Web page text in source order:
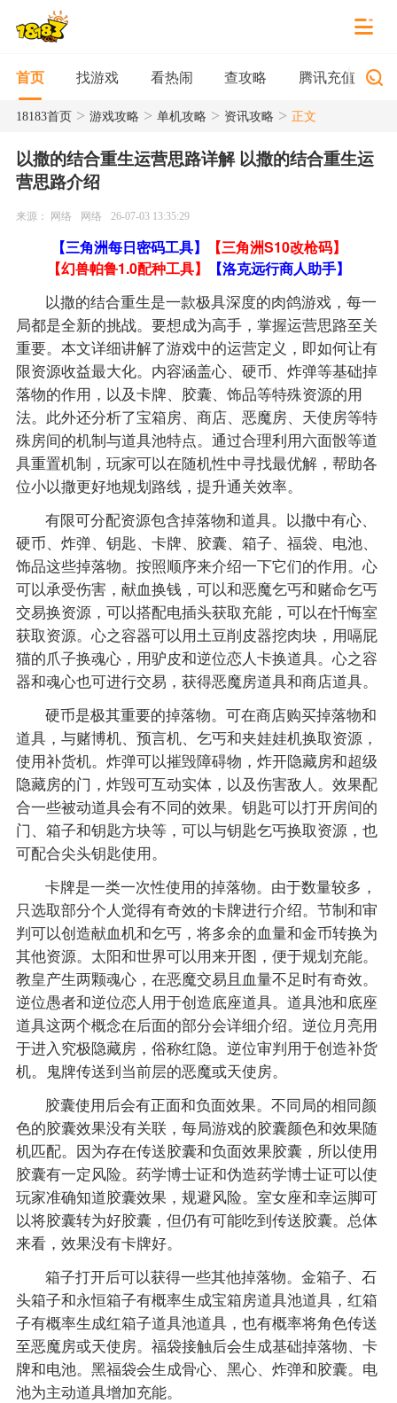
首页 找游戏 看热闹 查攻略 腾讯充值
18183首页> 游戏攻略 > 单机攻略 > 资讯攻略 > 正文
以撒的结合重生运营思路详解 以撒的结合重生运
营思路介绍
来源： 网络 网络 26-07-03 13:35:29
【三角洲每日密码工具】
【三角洲S10改枪码】
【幻兽帕鲁1.0配种工具】
【洛克远行商人助手】
以撒的结合重生是一款极具深度的肉鸽游戏，每一
局都是全新的挑战。要想成为高手，掌握运营思路至关
重要。本文详细讲解了游戏中的运营定义，即如何让有
限资源收益最大化。内容涵盖心、硬币、炸弹等基础掉
落物的作用，以及卡牌、胶囊、饰品等特殊资源的用
法。此外还分析了宝箱房、商店、恶魔房、天使房等特
殊房间的机制与道具池特点。通过合理利用六面骰等道
具重置机制，玩家可以在随机性中寻找最优解，帮助各
位小以撒更好地规划路线，提升通关效率。
有限可分配资源包含掉落物和道具。以撒中有心、
硬币、炸弹、钥匙、卡牌、胶囊、箱子、福袋、电池、
饰品这些掉落物。按照顺序来介绍一下它们的作用。心
可以承受伤害，献血换钱，可以和恶魔乞丐和赌命乞丐
交易换资源，可以搭配电插头获取充能，可以在忏悔室
获取资源。心之容器可以用土豆削皮器挖肉块，用嗝屁
猫的爪子换魂心，用驴皮和逆位恋人卡换道具。心之容
器和魂心也可进行交易，获得恶魔房道具和商店道具。
硬币是极其重要的掉落物。可在商店购买掉落物和
道具，与赌博机、预言机、乞丐和夹娃娃机换取资源，
使用补货机。炸弹可以摧毁障碍物，炸开隐藏房和超级
隐藏房的门，炸毁可互动实体，以及伤害敌人。效果配
合一些被动道具会有不同的效果。钥匙可以打开房间的
门、箱子和钥匙方块等，可以与钥匙乞丐换取资源，也
可配合尖头钥匙使用。
卡牌是一类一次性使用的掉落物。由于数量较多，
只选取部分个人觉得有奇效的卡牌进行介绍。节制和审
判可以创造献血机和乞丐，将多余的血量和金币转换为
其他资源。太阳和世界可以用来开图，便于规划充能。
教皇产生两颗魂心，在恶魔交易且血量不足时有奇效。
逆位愚者和逆位恋人用于创造底座道具。道具池和底座
道具这两个概念在后面的部分会详细介绍。逆位月亮用
于进入究极隐藏房，俗称红隐。逆位审判用于创造补货
机。鬼牌传送到当前层的恶魔或天使房。
胶囊使用后会有正面和负面效果。不同局的相同颜
色的胶囊效果没有关联，每局游戏的胶囊颜色和效果随
机匹配。因为存在传送胶囊和负面效果胶囊，所以使用
胶囊有一定风险。药学博士证和伪造药学博士证可以使
玩家准确知道胶囊效果，规避风险。室女座和幸运脚可
以将胶囊转为好胶囊，但仍有可能吃到传送胶囊。总体
来看，效果没有卡牌好。
箱子打开后可以获得一些其他掉落物。金箱子、石
头箱子和永恒箱子有概率生成宝箱房道具池道具，红箱
子有概率生成红箱子道具池道具，也有概率将角色传送
至恶魔房或天使房。福袋接触后会生成基础掉落物、卡
牌和电池。黑福袋会生成骨心、黑心、炸弹和胶囊。电
池为主动道具增加充能。